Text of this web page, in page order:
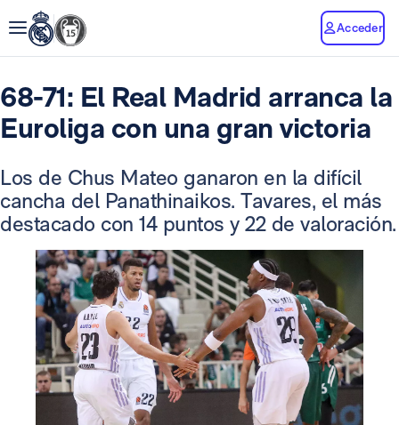
Acceder
68-71: El Real Madrid arranca la
Euroliga con una gran victoria
Los de Chus Mateo ganaron en la difícil
cancha del Panathinaikos. Tavares, el más
destacado con 14 puntos y 22 de valoración.